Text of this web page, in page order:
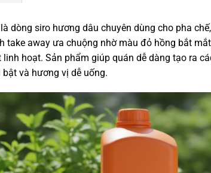
dòng siro hương dâu chuyên dùng cho pha
take away ưa chuộng nhờ màu đỏ hồng bắt
hoạt. Sản phẩm giúp quán dễ dàng tạo ra
và hương vị dễ uống.